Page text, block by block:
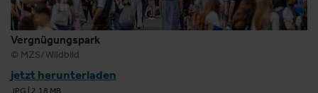
Vergnügungspark
© MZS/Wildbild
jetzt herunterladen
JPG 2.18 MB